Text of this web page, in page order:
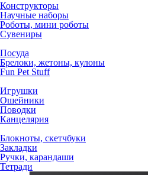
Конструкторы
Научные наборы
Роботы, мини роботы
Сувениры
Посуда
Брелоки, жетоны, кулоны
Fun Pet Stuff
Игрушки
Ошейники
Поводки
Канцелярия
Блокноты, скетчбуки
Закладки
Ручки, карандаши
Тетради